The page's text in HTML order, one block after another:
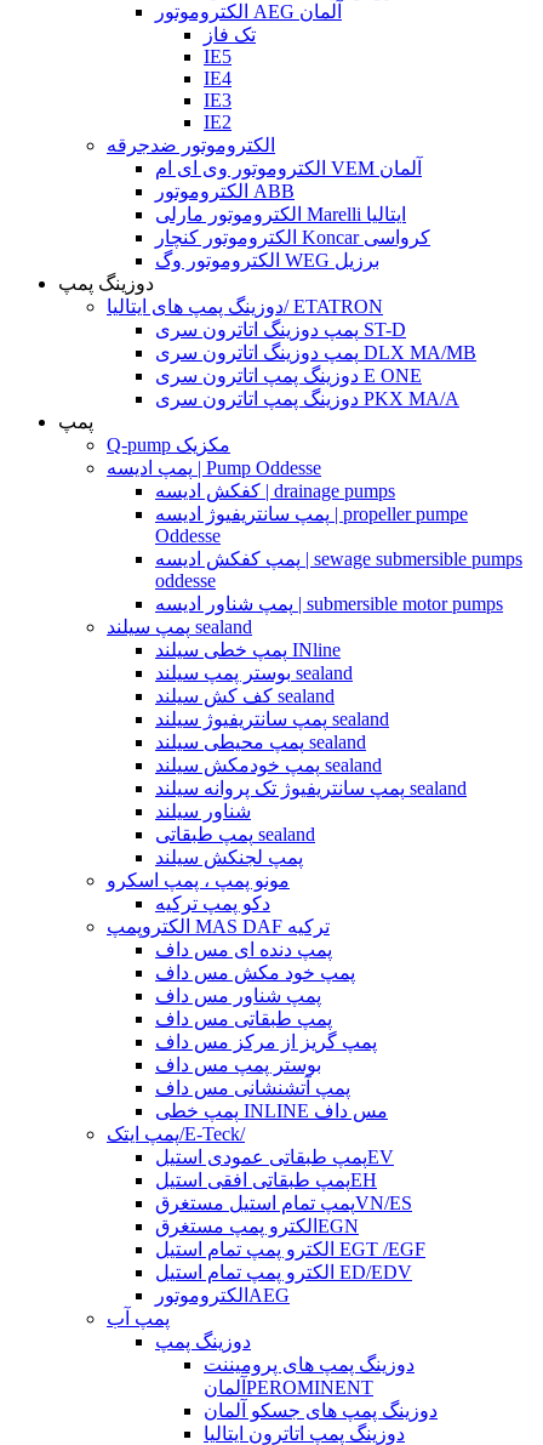
الکتروموتور AEG آلمان
تک فاز
IE5
IE4
IE3
IE2
الکتروموتور ضدجرقه
الکتروموتور وی ای ام VEM آلمان
الکتروموتور ABB
الکتروموتور مارلی Marelli ایتالیا
الکتروموتور کنچار Koncar کرواسی
الکتروموتور وگ WEG برزیل
دوزینگ پمپ
دوزینگ پمپ های ایتالیا/ ETATRON
پمپ دوزینگ اتاترون سری ST-D
پمپ دوزینگ اتاترون سری DLX MA/MB
دوزینگ پمپ اتاترون سری E ONE
دوزینگ پمپ اتاترون سری PKX MA/A
پمپ
Q-pump مکزیک
پمپ ادیسه | Pump Oddesse
کفکش ادیسه | drainage pumps
پمپ سانتریفیوژ ادیسه | propeller pumpe
Oddesse
پمپ کفکش ادیسه | sewage submersible pumps
oddesse
پمپ شناور ادیسه | submersible motor pumps
پمپ سیلند sealand
پمپ خطی سیلند INline
بوستر پمپ سیلند sealand
کف کش سیلند sealand
پمپ سانتریفیوژ سیلند sealand
پمپ محیطی سیلند sealand
پمپ خودمکش سیلند sealand
پمپ سانتریفیوژ تک پروانه سیلند sealand
شناور سیلند
پمپ طبقاتی sealand
پمپ لجنکش سیلند
مونو پمپ ، پمپ اسکرو
دکو پمپ ترکیه
الکتروپمپ MAS DAF ترکیه
پمپ دنده ای مس داف
پمپ خود مکش مس داف
پمپ شناور مس داف
پمپ طبقاتی مس داف
پمپ گریز از مرکز مس داف
بوستر پمپ مس داف
پمپ آتشنشانی مس داف
پمپ خطی INLINE مس داف
پمپ ایتک/E-Teck/
پمپ طبقاتی عمودی استیلEV
پمپ طبقاتی افقی استیلEH
پمپ تمام استیل مستغرقVN/ES
الکترو پمپ مستغرقEGN
الکترو پمپ تمام استیل EGT /EGF
الکترو پمپ تمام استیل ED/EDV
الکتروموتورAEG
پمپ آب
دوزینگ پمپ
دوزینگ پمپ های پرومیننت
آلمانPEROMINENT
دوزینگ پمپ های جسکو آلمان
دوزینگ پمپ اتاترون ایتالیا